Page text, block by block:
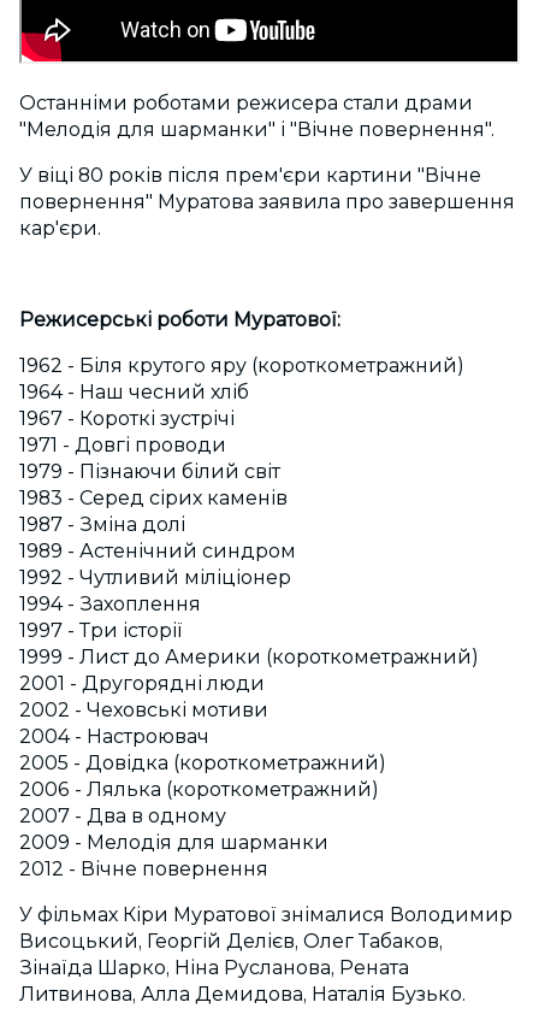
Останніми роботами режисера стали драми
"Мелодія для шарманки" і "Вічне повернення".
У віці 80 років після прем'єри картини "Вічне
повернення" Муратова заявила про завершення
кар'єри.
Режисерські роботи Муратової:
1962 - Біля крутого яру (короткометражний)
1964 - Наш чесний хліб
1967 - Короткі зустрічі
1971 - Довгі проводи
1979 - Пізнаючи білий світ
1983 - Серед сірих каменів
1987 - Зміна долі
1989 - Астенічний синдром
1992 - Чутливий міліціонер
1994 - Захоплення
1997 - Три історії
1999 - Лист до Америки (короткометражний)
2001 - Другорядні люди
2002 - Чеховські мотиви
2004 - Настроювач
2005 - Довідка (короткометражний)
2006 - Лялька (короткометражний)
2007 - Два в одному
2009 - Мелодія для шарманки
2012 - Вічне повернення
У фільмах Кіри Муратової знімалися Володимир
Висоцький, Георгій Делієв, Олег Табаков,
Зінаїда Шарко, Ніна Русланова, Рената
Литвинова, Алла Демидова, Наталія Бузько.